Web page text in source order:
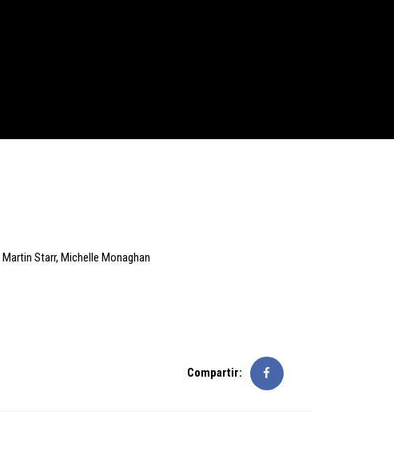
Martin Starr, Michelle Monaghan
Compartir: